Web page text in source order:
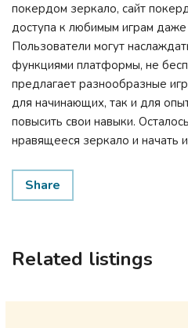
покердом зеркало, сайт
доступа к любимым играм
Пользователи могут
функциями платформы, не
предлагает разнообразные
для начинающих, так и для
повысить свои навыки.
нравящееся зеркало и начать
Share
Related listings